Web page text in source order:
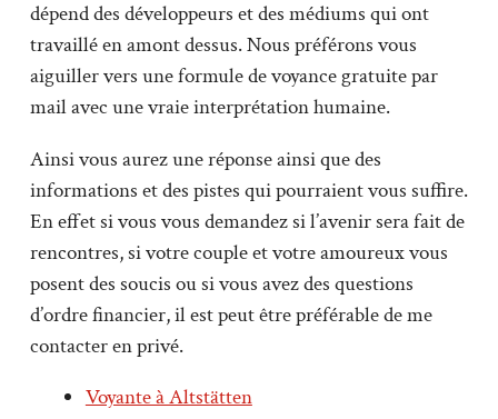
dépend des développeurs et des médiums qui ont
travaillé en amont dessus. Nous préférons vous
aiguiller vers une formule de voyance gratuite par
mail avec une vraie interprétation humaine.
Ainsi vous aurez une réponse ainsi que des
informations et des pistes qui pourraient vous suffire.
En effet si vous vous demandez si l’avenir sera fait de
rencontres, si votre couple et votre amoureux vous
posent des soucis ou si vous avez des questions
d’ordre financier, il est peut être préférable de me
contacter en privé.
Voyante à Altstätten